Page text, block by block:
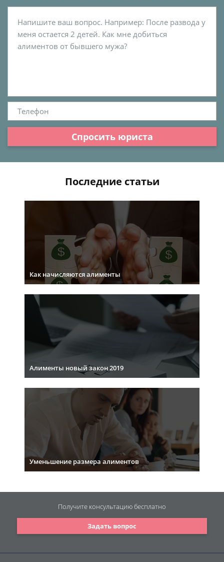
Спросить юриста
Последние статьи
Как начисляются алименты
Алименты новый закон 2019
Уменьшение размера алиментов
Задать вопрос
Получите консультациюбесплатно